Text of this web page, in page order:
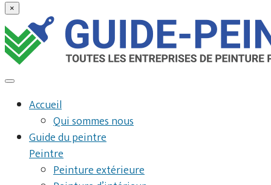
×
Accueil
Qui sommes nous
Guide du peintre
Peintre
Peinture extérieure